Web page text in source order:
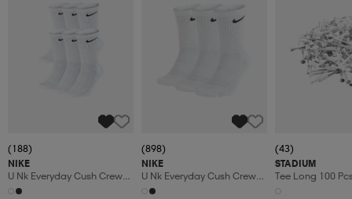
(188)
NIKE
U Nk Everyday Cush Crew
6pr-Bd
(898)
NIKE
U Nk Everyday Cush Crew
3pr
(43)
STADIUM
Tee Long 100